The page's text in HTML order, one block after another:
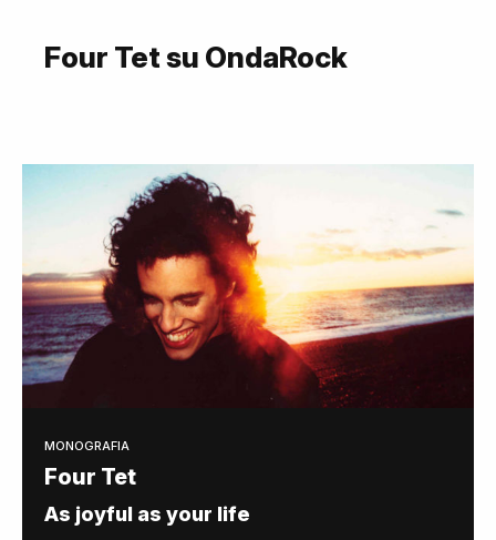
Four Tet su OndaRock
MONOGRAFIA
Four Tet
As joyful as your life